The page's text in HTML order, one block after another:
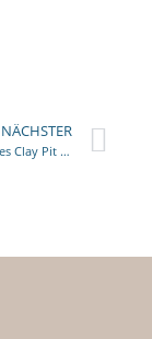
NÄCHSTER
8. Spaßturnier des Clay Pit Stables am 6. April 2024